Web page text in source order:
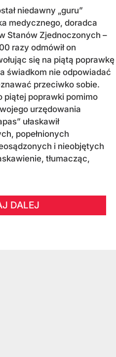
niedawny „guru”
medycznego, doradca
Stanów Zjednoczonych –
razy odmówił on
się na piątą poprawkę
świadkom nie odpowiadać
przeciwko sobie.
piątej poprawki pomimo
urzędowania
ułaskawił
popełnionych
i nieobjętych
tłumacząc,
DALEJ